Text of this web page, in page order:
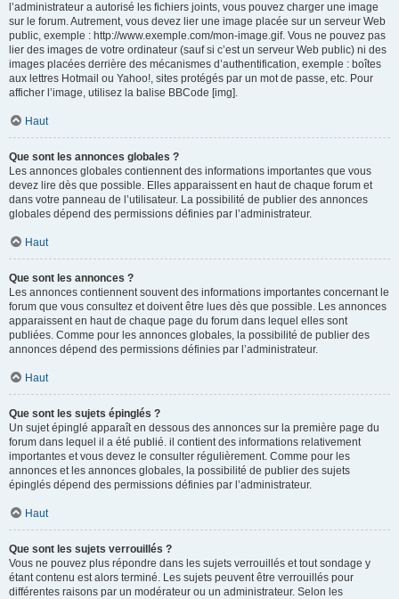
l’administrateur a autorisé les fichiers joints, vous pouvez charger une image
sur le forum. Autrement, vous devez lier une image placée sur un serveur Web
public, exemple : http://www.exemple.com/mon-image.gif. Vous ne pouvez pas
lier des images de votre ordinateur (sauf si c’est un serveur Web public) ni des
images placées derrière des mécanismes d’authentification, exemple : boîtes
aux lettres Hotmail ou Yahoo!, sites protégés par un mot de passe, etc. Pour
afficher l’image, utilisez la balise BBCode [img].
Haut
Que sont les annonces globales ?
Les annonces globales contiennent des informations importantes que vous
devez lire dès que possible. Elles apparaissent en haut de chaque forum et
dans votre panneau de l’utilisateur. La possibilité de publier des annonces
globales dépend des permissions définies par l’administrateur.
Haut
Que sont les annonces ?
Les annonces contiennent souvent des informations importantes concernant le
forum que vous consultez et doivent être lues dès que possible. Les annonces
apparaissent en haut de chaque page du forum dans lequel elles sont
publiées. Comme pour les annonces globales, la possibilité de publier des
annonces dépend des permissions définies par l’administrateur.
Haut
Que sont les sujets épinglés ?
Un sujet épinglé apparaît en dessous des annonces sur la première page du
forum dans lequel il a été publié. il contient des informations relativement
importantes et vous devez le consulter régulièrement. Comme pour les
annonces et les annonces globales, la possibilité de publier des sujets
épinglés dépend des permissions définies par l’administrateur.
Haut
Que sont les sujets verrouillés ?
Vous ne pouvez plus répondre dans les sujets verrouillés et tout sondage y
étant contenu est alors terminé. Les sujets peuvent être verrouillés pour
différentes raisons par un modérateur ou un administrateur. Selon les